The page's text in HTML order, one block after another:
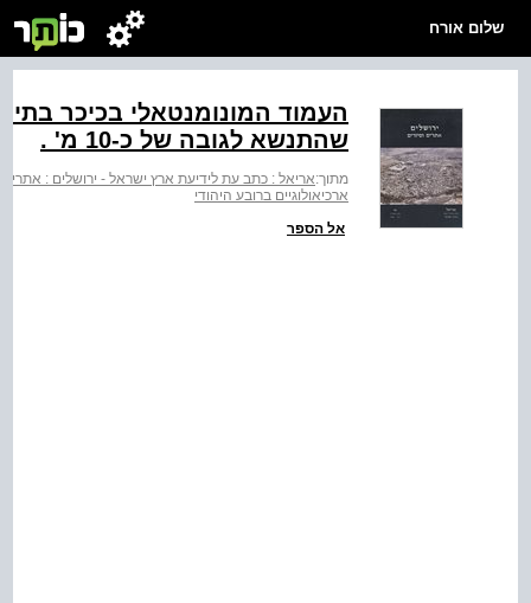
שלום אורח
העמוד המונומנטאלי בכיכר
שהתנשא לגובה של ‭10-כ‬ מ' .
מתוך:אריאל : כתב עת לידיעת ארץ ישראל - ירושלים : אתרים
ארכיאולוגיים ברובע היהודי
אל הספר